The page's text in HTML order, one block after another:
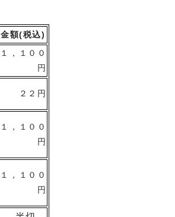
金額(税込)
１，１００
円
２２円
１，１００
円
１，１００
円